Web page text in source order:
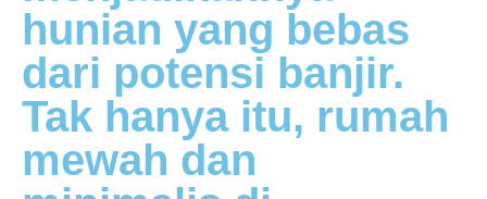
hunian yang bebas
dari potensi banjir.
Tak hanya itu, rumah
mewah dan